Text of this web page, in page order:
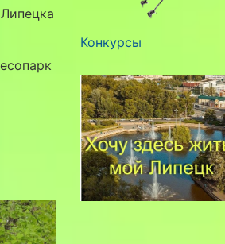
Конкурсы